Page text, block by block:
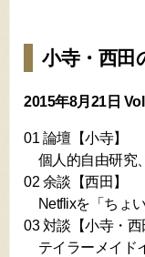
小寺・西田
2015年8月21日
01 論壇【小寺】
個人的自由研究
02 余談【西田】
Netflixを「ちょ
03 対談【小寺・西
テイラーメイド